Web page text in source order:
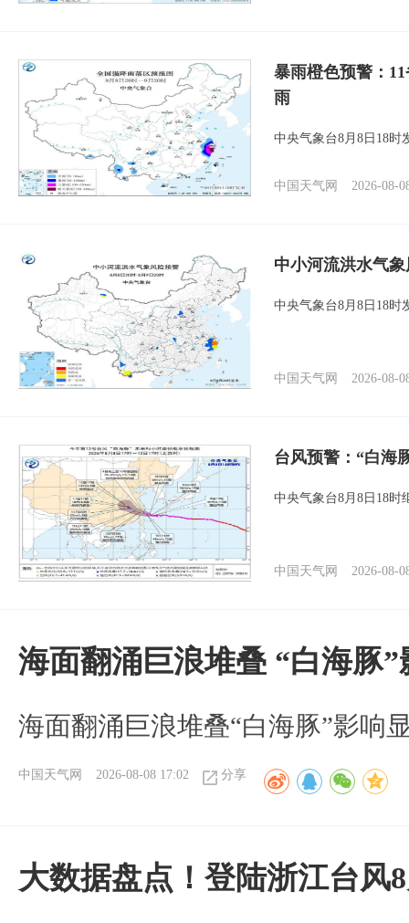
暴雨橙色预警：
雨
中央气象台8月8日18时
中国天气网 2026-08-
中小河流洪水气
中央气象台8月8日18时
中国天气网 2026-08-
台风预警：“白海
中央气象台8月8日18时
中国天气网 2026-08-
海面翻涌巨浪堆叠 “白海豚”
海面翻涌巨浪堆叠“白海豚”影响
中国天气网 2026-08-08 17:02 分享
大数据盘点！登陆浙江台风